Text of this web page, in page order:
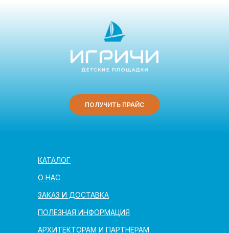
АРХИТЕКТОРАМ И ПАРТНЁРАМ
ПОЛЕЗНАЯ ИНФОРМАЦИЯ
ЗАКАЗ И ДОСТАВКА
О НАС
КАТАЛОГ
ПОЛУЧИТЬ ПРАЙС